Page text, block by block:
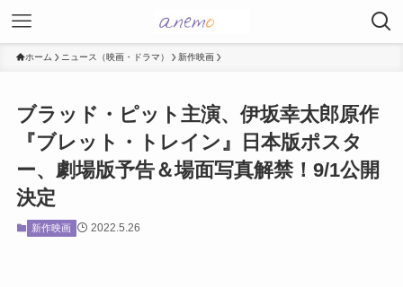
ホーム ニュース（映画・ドラマ） 新作映画
ブラッド・ピット主演、伊坂幸太郎原作
『ブレット・トレイン』日本版ポスタ
ー、劇場版予告＆場面写真解禁！9/1公開
決定
新作映画 2022.5.26